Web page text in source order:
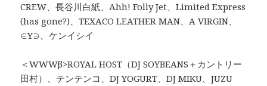
CREW、長谷川白紙、Ahh! Folly Jet、Limited Express
(has gone?)、TEXACO LEATHER MAN、A VIRGIN、
∈Y∋、ケンイシイ
＜WWWβ>ROYAL HOST（DJ SOYBEANS＋カントリー
田村）、テンテンコ、DJ YOGURT、DJ MIKU、JUZU